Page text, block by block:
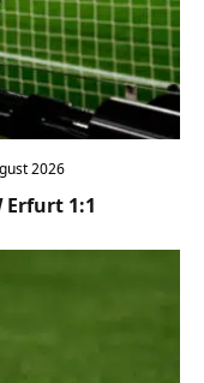
2026
Erfurt 1:1